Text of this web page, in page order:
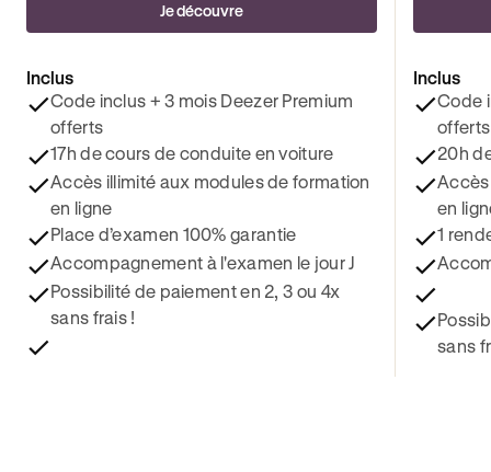
Je découvre
Inclus
Code inclus + 3 mois Deezer Premium
offerts
17h de cours de conduite en voiture
Accès illimité aux modules de formation
en ligne
Place d’examen 100% garantie
Accompagnement à l'examen le jour J
Possibilité de paiement en 2, 3 ou 4x
sans frais !
Inclus
Code
offerts
20h
en
1
sans